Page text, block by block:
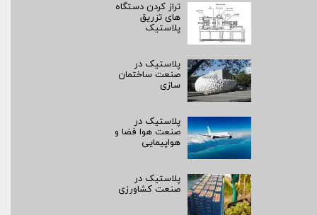
تراز کردن دستگاه
های تزریق
پلاستیک
پلاستیک در
صنعت ساختمان
سازی
پلاستیک در
صنعت هوا فضا و
هواپیمایی
پلاستیک در
صنعت کشاورزی